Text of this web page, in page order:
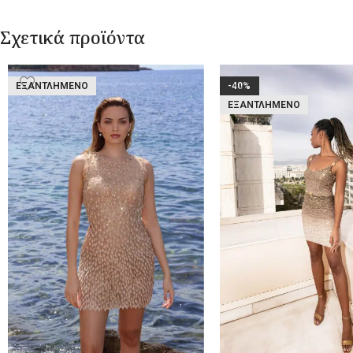
Σχετικά προϊόντα
ΕΞΑΝΤΛΗΜΈΝΟ
-40%
ΕΞΑΝΤΛΗΜΈΝΟ